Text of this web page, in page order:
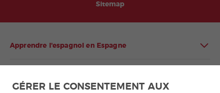
Sitemap
Apprendre l'espagnol en Espagne
GÉRER LE CONSENTEMENT AUX